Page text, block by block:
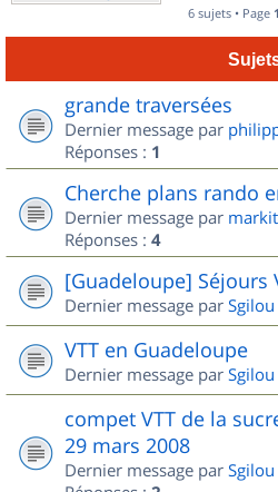
6 sujets • Page 1
grande traversées
Dernier message par
Réponses : 1
Cherche plans rando
Dernier message par
Réponses : 4
[Guadeloupe] Séjours
Dernier message par Sgilou
VTT en Guadeloupe
Dernier message par Sgilou
compet VTT de la
29 mars 2008
Dernier message par Sgilou